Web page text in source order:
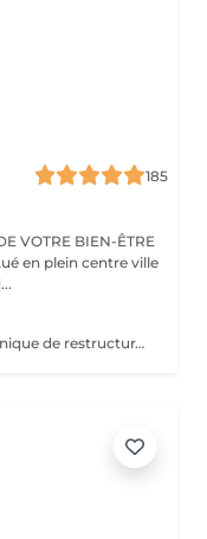
185
VOTRE BIEN-ÊTRE
Le brow lift (ou lamination) est une technique de restructuration qui discipline, rehausse et épaissit les sourcils, offrant un effet fourni et structuré pendant environ 6 à 8 semaines. Ce soin utilise des sérums pour assouplir le poil, le brosser vers le haut et le fixer. Teinture comprise dans le soin.